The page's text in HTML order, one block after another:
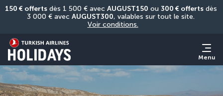
150 € offerts dès 1 500 € avec AUGUST150 ou 300 € offerts dès
3 000 € avec AUGUST300
Voir conditions.
Menu